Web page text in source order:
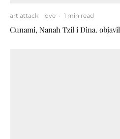
art attack love · 1 min read
Cunami, Nanah Tzil i Dina.